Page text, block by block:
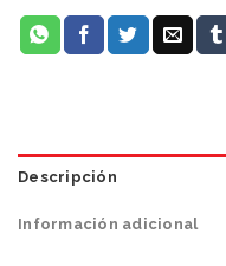
Descripción
Información adicional